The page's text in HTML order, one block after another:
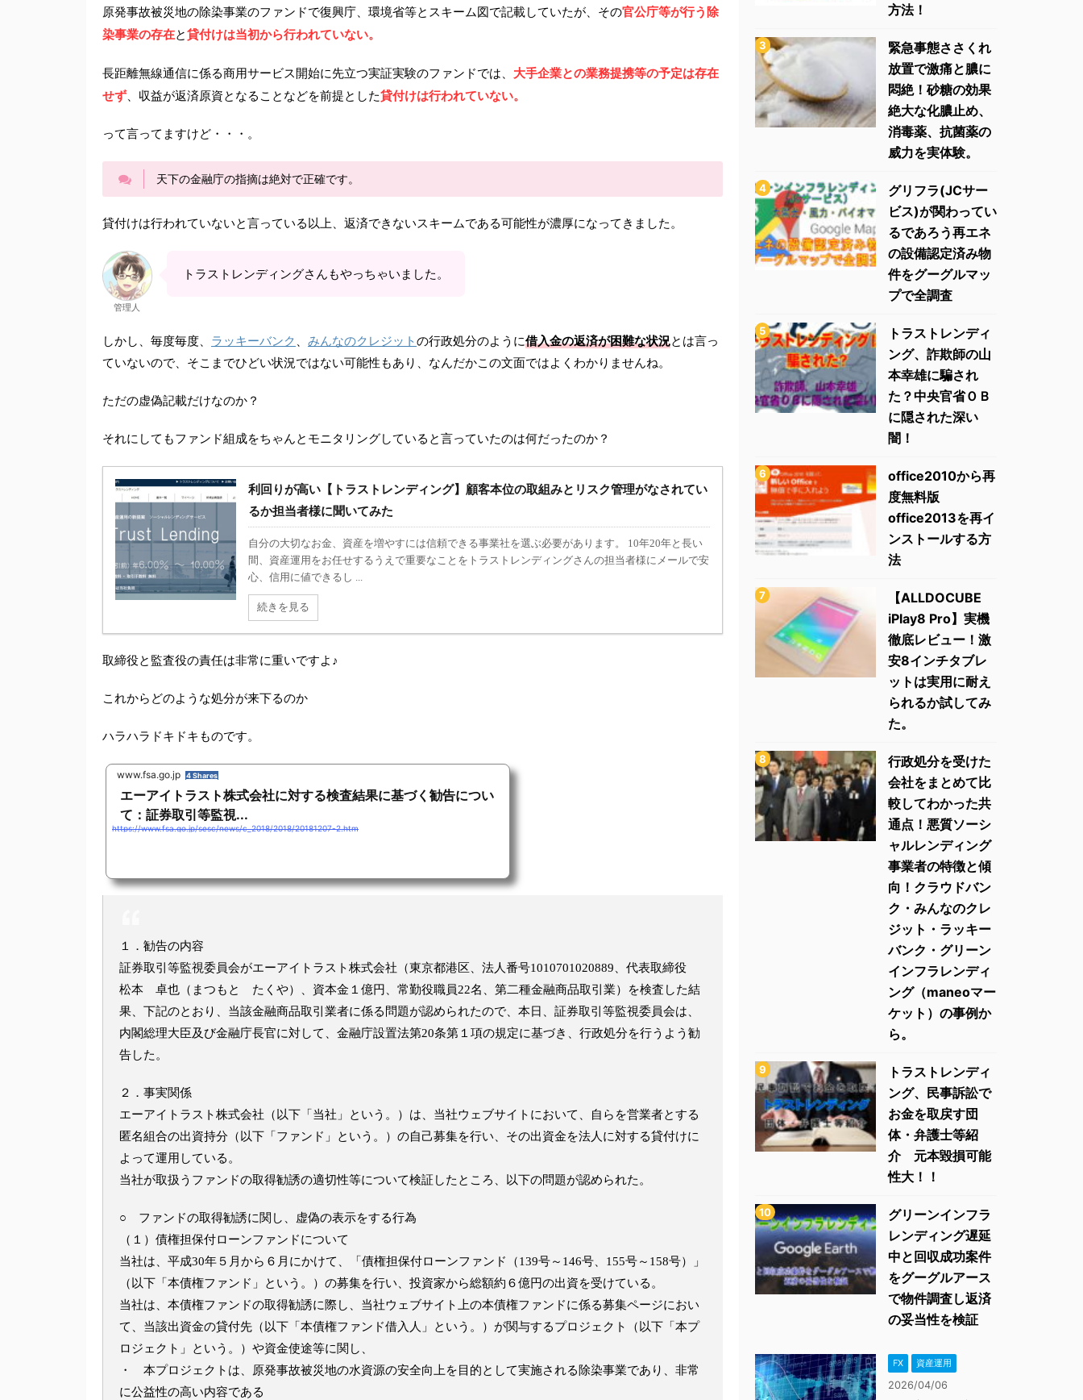
原発事故被災地の除染事業のファンドで復興庁、環境省等とスキーム図で記載していたが、その官公庁等が行う除
染事業の存在と貸付けは当初から行われていない。
長距離無線通信に係る商用サービス開始に先立つ実証実験のファンドでは、 大手企業との業務提携等の予定は存在
せず 、収益が返済原資となることなどを前提とした貸付けは行われていない。
って言ってますけど・・・。
天下の金融庁の指摘は絶対で正確です。
貸付けは行われていないと言っている以上、返済できないスキームである可能性が濃厚になってきました。
管理人
トラストレンディングさんもやっちゃいました。
しかし、毎度毎度、 ラッキーバンク みんなのクレジットの行政処分のように借入金の返済が困難な状況とは言っ
ていないので、そこまでひどい状況ではない可能性もあり、なんだかこの文面ではよくわかりませんね。
ただの虚偽記載だけなのか？
それにしてもファンド組成をちゃんとモニタリングしていると言っていたのは何だったのか？
利回りが高い【トラストレンディング】顧客本位の取組みとリスク管理がなされてい
るか担当者様に聞いてみた
自分の大切なお金、資産を増やすには信頼できる事業社を選ぶ必要があります。 10年20年と長い
間、資産運用をお任せするうえで重要なことをトラストレンディングさんの担当者様にメールで安
心、信用に値できるし ...
続きを見る
取締役と監査役の責任は非常に重いですよ♪
これからどのような処分が来下るのか
ハラハラドキドキものです。
www.fsa.go.jp 4 Shares
エーアイトラスト株式会社に対する検査結果に基づく勧告につい
て：証券取引等監視...
https://www.fsa.go.jp/sesc/news/c_2018/2018/20181207-2.htm
１．勧告の内容
証券取引等監視委員会がエーアイトラスト株式会社（東京都港区、法人番号1010701020889、代表取締役
松本 卓也（まつもと たくや）、資本金１億円、常勤役職員22名、第二種金融商品取引業）を検査した結
果、下記のとおり、当該金融商品取引業者に係る問題が認められたので、本日、証券取引等監視委員会は、
内閣総理大臣及び金融庁長官に対して、金融庁設置法第20条第１項の規定に基づき、行政処分を行うよう勧
告した。
２．事実関係
エーアイトラスト株式会社（以下「当社」という。）は、当社ウェブサイトにおいて、自らを営業者とする
匿名組合の出資持分（以下「ファンド」という。）の自己募集を行い、その出資金を法人に対する貸付けに
よって運用している。
当社が取扱うファンドの取得勧誘の適切性等について検証したところ、以下の問題が認められた。
○ ファンドの取得勧誘に関し、虚偽の表示をする行為
（１）債権担保付ローンファンドについて
当社は、平成30年５月から６月にかけて、「債権担保付ローンファンド（139号～146号、155号～158号）」
（以下「本債権ファンド」という。）の募集を行い、投資家から総額約６億円の出資を受けている。
当社は、本債権ファンドの取得勧誘に際し、当社ウェブサイト上の本債権ファンドに係る募集ページにおい
て、当該出資金の貸付先（以下「本債権ファンド借入人」という。）が関与するプロジェクト（以下「本プ
ロジェクト」という。）や資金使途等に関し、
・ 本プロジェクトは、原発事故被災地の水資源の安全向上を目的として実施される除染事業であり、非常
に公益性の高い内容である
方法！
緊急事態ささくれ
放置で激痛と膿に
悶絶！砂糖の効果
絶大な化膿止め、
消毒薬、抗菌薬の
威力を実体験。
グリフラ(JCサー
ビス)が関わってい
るであろう再エネ
の設備認定済み物
件をグーグルマッ
プで全調査
トラストレンディ
ング、詐欺師の山
本幸雄に騙され
た？中央官省ＯＢ
に隠された深い
闇！
office2010から再
度無料版
office2013を再イ
ンストールする方
法
【ALLDOCUBE
iPlay8 Pro】実機
徹底レビュー！激
安8インチタブレ
ットは実用に耐え
られるか試してみ
た。
行政処分を受けた
会社をまとめて比
較してわかった共
通点！悪質ソーシ
ャルレンディング
事業者の特徴と傾
向！クラウドバン
ク・みんなのクレ
ジット・ラッキー
バンク・グリーン
インフラレンディ
ング（maneoマー
ケット）の事例か
ら。
トラストレンディ
ング、民事訴訟で
お金を取戻す団
体・弁護士等紹
介 元本毀損可能
性大！！
グリーンインフラ
レンディング遅延
中と回収成功案件
をグーグルアース
で物件調査し返済
の妥当性を検証
FX 資産運用
2026/04/06